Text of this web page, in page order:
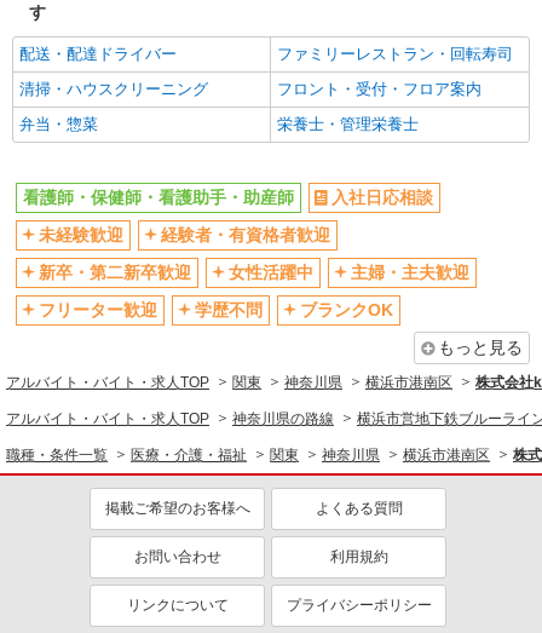
キープ 詳細を見る
高収入・高額
昇給あり
完全週休2日制
フルタイム歓迎
禁煙・分煙
駅直結・駅チカ
車通勤OK
残業少なめ（月20h未満）
交通費支給
社会保険あり
産休・育休取得実績あり
退職金・財形貯蓄制度あり
各種手当（家族・役職・インセン
ティブなど）あり
制服貸与
研修制度あり
同じ職種から求人を探す
看護師・保健師・看護助手・助産師
同じ特徴から求人を探す
ミドル（40代～）活躍中
ボーナス・賞与あり
車通勤OK
交通費支給
社会保険あり
す
配送・配達ドライバー
ファミリーレストラン・回転寿司
清掃・ハウスクリーニング
フロント・受付・フロア案内
弁当・惣菜
栄養士・管理栄養士
看護師・保健師・看護助手・助産師
入社日応相談
未経験歓迎
経験者・有資格者歓迎
新卒・第二新卒歓迎
女性活躍中
主婦・主夫歓迎
フリーター歓迎
学歴不問
ブランクOK
もっと見る
アルバイト・バイト・求人TOP 関東 神奈川県 横浜市港南区 株式会社
アルバイト・バイト・求人TOP 神奈川県の路線 横浜市営地下鉄ブルーライ
職種・条件一覧 医療・介護・福祉 関東 神奈川県 横浜市港南区 株
掲載ご希望のお客様へ よくある質問
お問い合わせ 利用規約
リンクについて プライバシーポリシー